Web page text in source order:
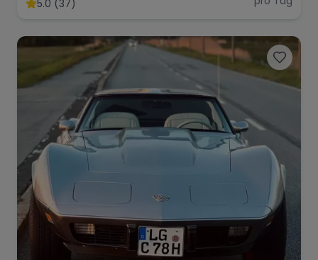
Range Rover Corvette
5.0 (37)